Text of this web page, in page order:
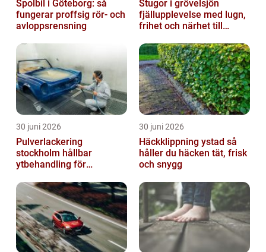
Spolbil i Göteborg: så
fungerar proffsig rör- och
avloppsrensning
Stugor i grövelsjön
fjällupplevelse med lugn,
frihet och närhet till
30 juni 2026
Pulverlackering
stockholm hållbar
ytbehandling för
30 juni 2026
Häckklippning ystad så
håller du häcken tät, frisk
och snygg